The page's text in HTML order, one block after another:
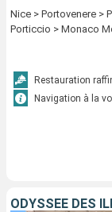
Nice > Portovenere >
Porticcio > Monaco
Restauration
Navigation à la
ODYSSÉE DES